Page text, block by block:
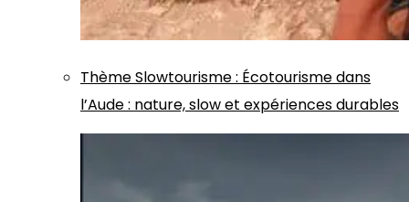
ThèmeSlowtourisme: Écotourisme dans
l’Aude : nature, slow et expériences durables